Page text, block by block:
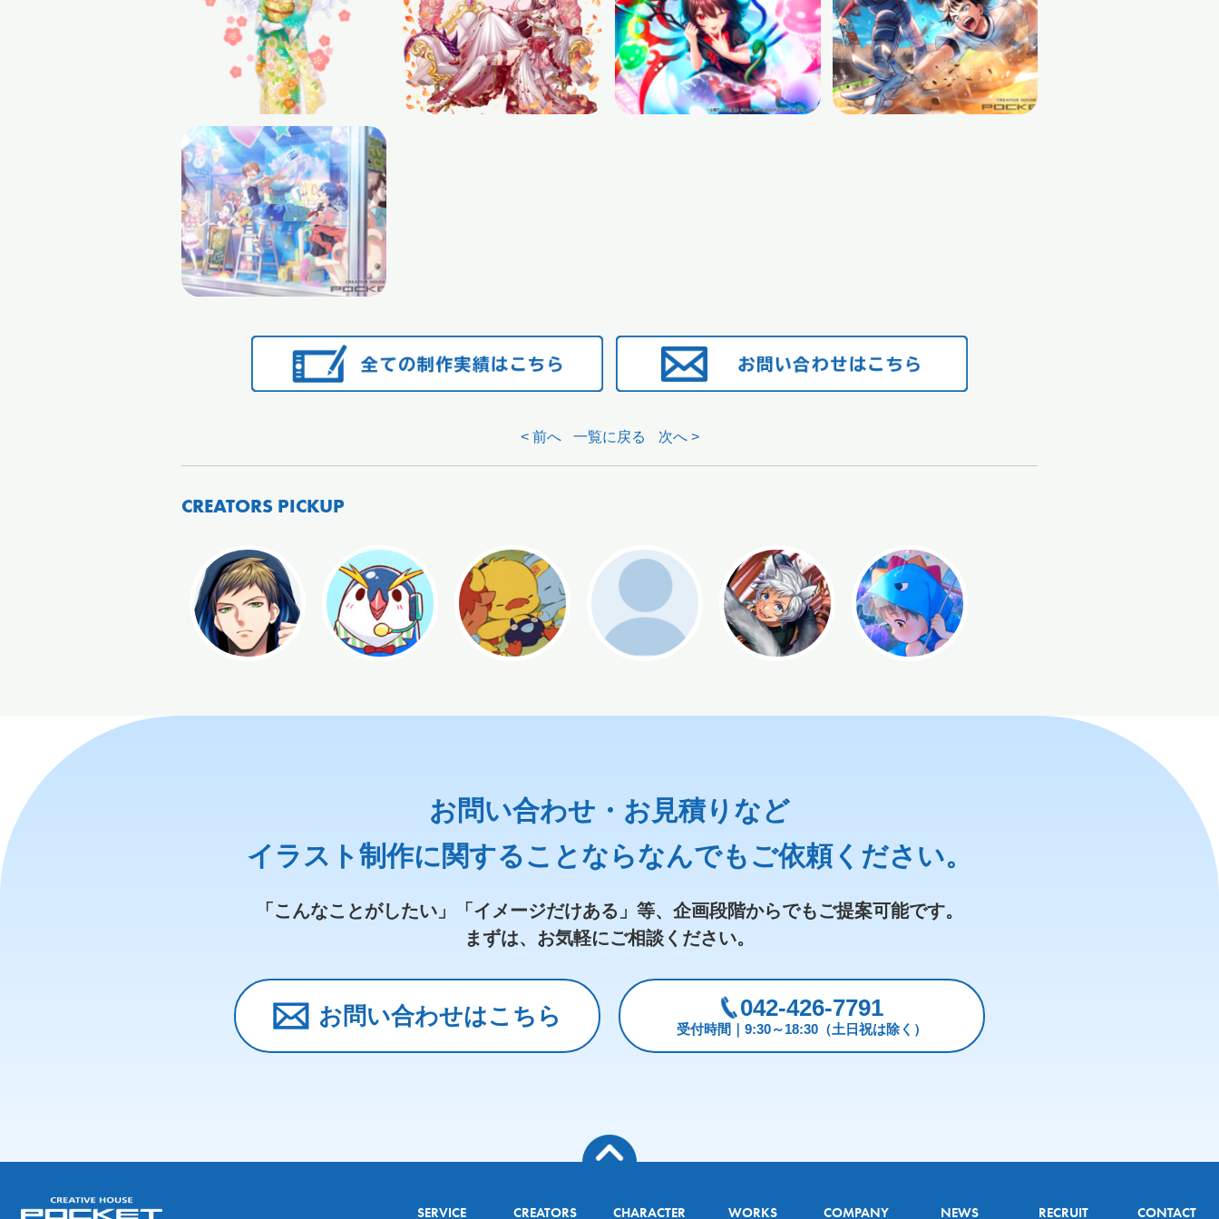
< 前へ 一覧に戻る 次へ >
CREATORS PICKUP
お問い合わせ・お見積りなど
イラスト制作に関することならなんでもご依頼ください。
「こんなことがしたい」「イメージだけある」等、 企画段階からでもご提案可能です。
まずは、お気軽にご相談ください。
お問い合わせはこちら 042-426-7791
受付時間｜9:30～18:30（土日祝は除く）
SERVICE CREATORS CHARACTER WORKS COMPANY NEWS RECRUIT CONTACT